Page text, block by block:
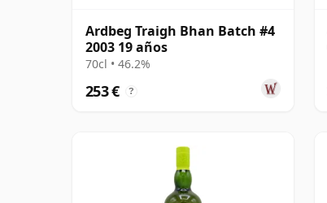
Ardbeg Traigh Bhan Batch #4
2003 19 años
70cl • 46.2%
253 € ?